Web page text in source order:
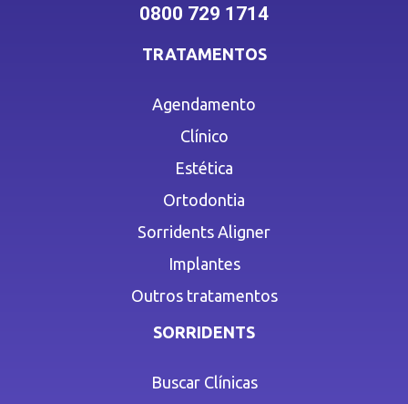
0800 729 1714
TRATAMENTOS
Agendamento
Clínico
Estética
Ortodontia
Sorridents Aligner
Implantes
Outros tratamentos
SORRIDENTS
Buscar Clínicas